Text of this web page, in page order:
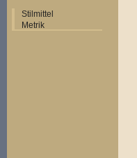
Stilmittel
Metrik